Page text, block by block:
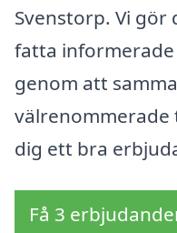
Svenstorp. Vi
fatta
genom att
välrenommerade
dig ett bra
Få 3